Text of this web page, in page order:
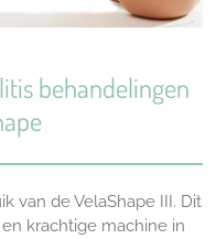
behandelingen
van de VelaShape III. Dit
krachtige machine in